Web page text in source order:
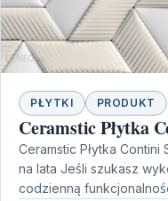
PŁYTKI PRODUKT
Ceramstic Płytka
Ceramstic Płytka
na lata Jeśli szukasz
codzienną